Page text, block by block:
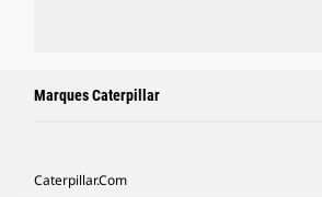
Marques Caterpillar
Caterpillar.com